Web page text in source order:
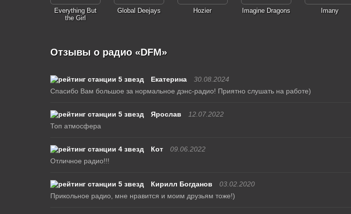
Everything But
the Girl
Global Deejays Hozier Imagine Dragons Imany
Отзывы о радио «DFM»
Екатерина
30.08.2024
Спасибо Вам большое за нормальное дэнс-радио! Приятно слушать на работе)
Ярослав
12.07.2022
Топ атмосфера
Кот
09.06.2022
Отличное радио!!!
Кирилл Богданов
03.02.2020
Прикольное радио, мне нравится и моим друзьям тоже!)